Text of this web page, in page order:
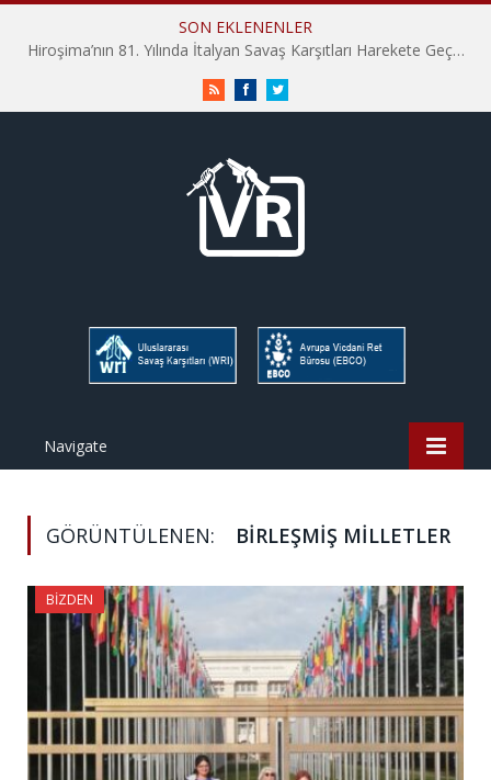
SON EKLENENLER
Hiroşima’nın 81. Yılında İtalyan Savaş Karşıtları Harekete Geçti: “Hatırlamak yeterli değil”
RSS FacebookTwitter
Navigate
GÖRÜNTÜLENEN: BIRLEŞMIŞ MILLETLER
BIZDEN